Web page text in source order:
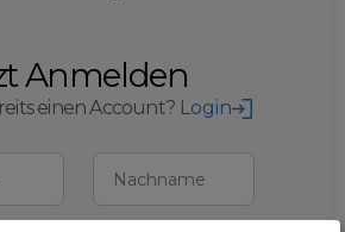
Anmelden
einen Account? Login
Nachname